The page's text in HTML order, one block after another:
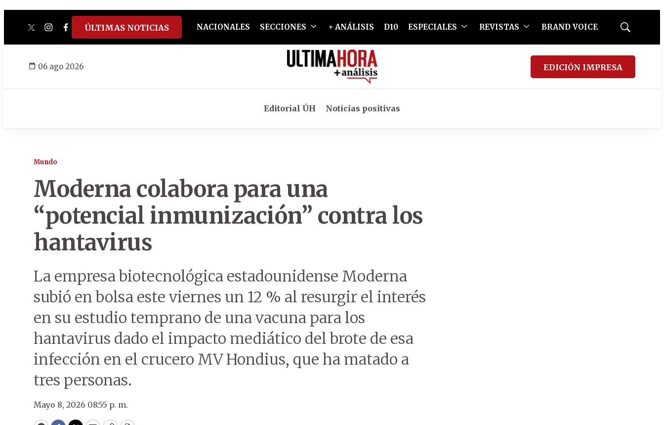
twitterinstagram
facebook
tiktokyoutube
spotify
ÚLTIMAS NOTICIAS NACIONALES SECCIONES + ANÁLISIS D10 ESPECIALES REVISTAS BRAND VOICE
Mostrar
06 ago 2026 EDICIÓN IMPRESA
Editorial ÚH Noticias positivas
Mundo
Moderna colabora para una
“potencial inmunización” contra los
hantavirus
La empresa biotecnológica estadounidense Moderna
subió en bolsa este viernes un 12 % al resurgir el interés
en su estudio temprano de una vacuna para los
hantavirus dado el impacto mediático del brote de esa
infección en el crucero MV Hondius, que ha matado a
tres personas.
Mayo 8, 2026 08:55 p. m.